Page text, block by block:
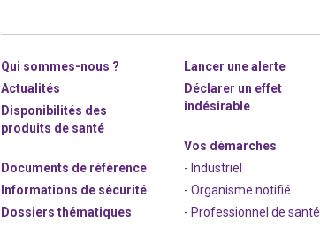
Qui sommes-nous ?
Actualités
Disponibilités des
produits de santé
Documents de référence
Informations de sécurité
Dossiers thématiques
Lancer une alerte
Déclarer un effet
indésirable
Vos démarches
- Industriel
- Organisme notifié
- Professionnel de santé